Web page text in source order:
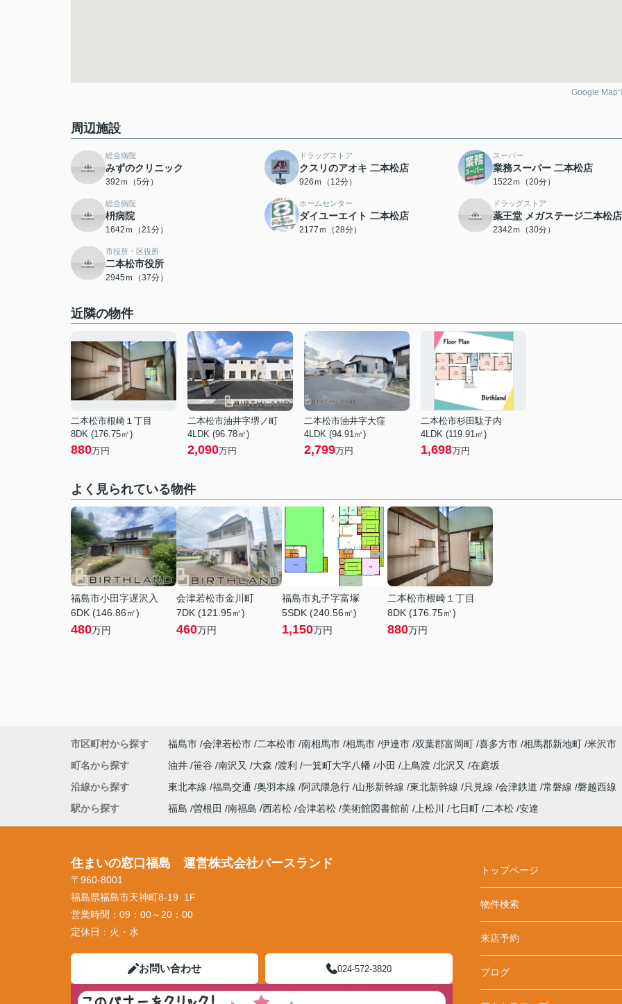
Google Map
周辺施設
総合病院
みずのクリニック
392ｍ（5分）
ドラッグストア
クスリのアオキ 二本松店
926ｍ（12分）
スーパー
業務スーパー 二本松店
1522ｍ（20分）
総合病院
枡病院
1642ｍ（21分）
ホームセンター
ダイユーエイト 二本松店
2177ｍ（28分）
ドラッグストア
薬王堂 メガステージ二本松店
2342ｍ（30分）
市役所・区役所
二本松市役所
2945ｍ（37分）
近隣の物件
二本松市根崎１丁目
8DK (176.75㎡)
880万円
二本松市油井字堺ノ町
4LDK (96.78㎡)
2,090万円
二本松市油井字大窪
4LDK (94.91㎡)
2,799万円
二本松市杉田駄子内
4LDK (119.91㎡)
1,698万円
よく見られている物件
福島市小田字遅沢入
6DK (146.86㎡)
480万円
会津若松市金川町
7DK (121.95㎡)
460万円
福島市丸子字富塚
5SDK (240.56㎡)
1,150万円
二本松市根崎１丁目
8DK (176.75㎡)
880万円
市区町村から探す 福島市 会津若松市 二本松市 南相馬市 相馬市 伊達市 双葉郡富岡町 喜多方市 相馬郡新地町 米沢市
町名から探す
油井 笹谷 南沢又 大森 渡利 一箕町大字八幡 小田 上鳥渡 北沢又
在庭坂
沿線から探す
東北本線 福島交通 奥羽本線 阿武隈急行 山形新幹線 東北新幹線 只見線 会津鉄道 常磐線 磐越西線
駅から探す
福島 曽根田 南福島 西若松 会津若松 美術館図書館前 上松川 七日町 二本松 安達
住まいの窓口福島 運営株式会社バースランド
〒960-8001
福島県福島市天神町8-19 1F
営業時間： 09：00～20：00
定休日： 火・水
お問い合わせ 024-572-3820
トップページ
物件検索
来店予約
ブログ